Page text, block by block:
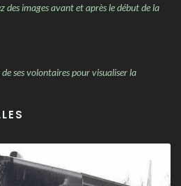
des images avant et après le début de la
ses volontaires pour visualiser la